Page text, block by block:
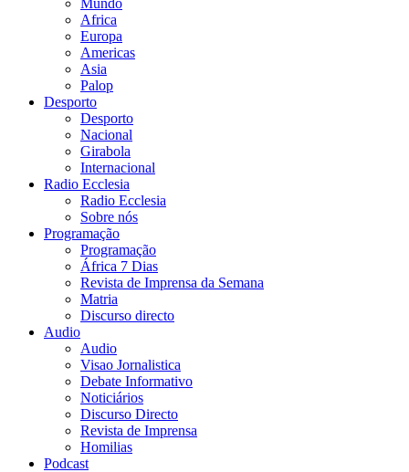
Mundo
Africa
Europa
Americas
Asia
Palop
Desporto
Desporto
Nacional
Girabola
Internacional
Radio Ecclesia
Radio Ecclesia
Sobre nós
Programação
Programação
África 7 Dias
Revista de Imprensa da Semana
Matria
Discurso directo
Audio
Audio
Visao Jornalistica
Debate Informativo
Noticiários
Discurso Directo
Revista de Imprensa
Homilias
Podcast